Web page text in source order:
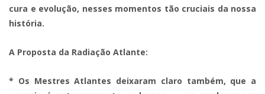
cura e evolução, nesses momentos tão cruciais da nossa
história.
A Proposta da Radiação Atlante:
* Os Mestres Atlantes deixaram claro também, que a